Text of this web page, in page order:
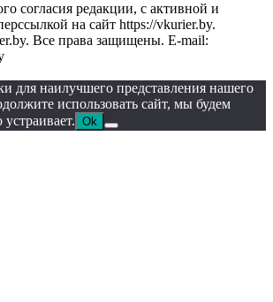
согласия редакции, с активной и
на сайт https://vkurier.by.
Все права защищены. E-mail:
для наилучшего представления нашего
использовать сайт, мы будем
устраивает. Ok